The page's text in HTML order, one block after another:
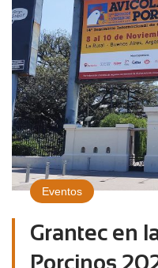
Eventos
Grantec en
Porcinos